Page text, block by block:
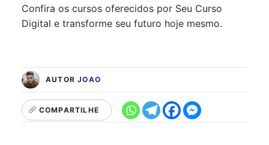
Confira os cursos oferecidos por Seu Curso
Digital e transforme seu futuro hoje mesmo.
AUTORJOAO
COMPARTILHE